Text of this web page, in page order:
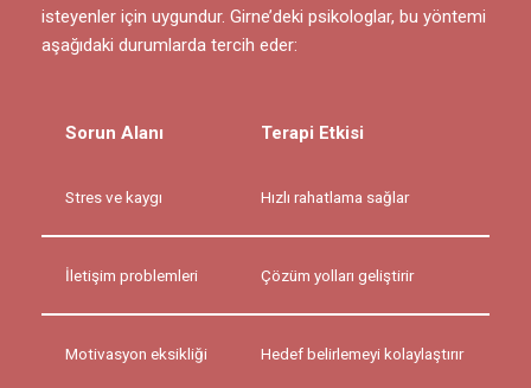
isteyenler için uygundur. Girne’deki psikologlar, bu yöntemi
aşağıdaki durumlarda tercih eder:
Sorun Alanı Terapi Etkisi
Stres ve kaygı Hızlı rahatlama sağlar
İletişim problemleri Çözüm yolları geliştirir
Motivasyon eksikliği Hedef belirlemeyi kolaylaştırır